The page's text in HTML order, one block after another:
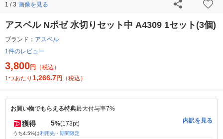
1 / 3 画像を見る
アスベル Nポゼ 水切りセット中 A4309 1セット(3個)
ブランド： アスベル
1件のレビュー
3,800円
（税込）
1つあたり 1,266.7円 （税込）
お買い物でもらえる特典最大付与率7%
獲得 5%(173pt)
うち4.5%は利用先・期間限定
内訳を見る